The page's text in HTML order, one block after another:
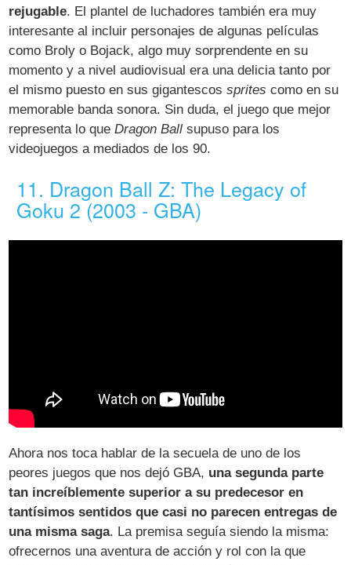
rejugable. El plantel de luchadores también era muy
interesante al incluir personajes de algunas películas
como Broly o Bojack, algo muy sorprendente en su
momento y a nivel audiovisual era una delicia tanto por
el mismo puesto en sus gigantescossprites como en su
memorable banda sonora. Sin duda, el juego que mejor
representa lo queDragon Ball supuso para los
videojuegos a mediados de los 90.
11. Dragon Ball Z: The Legacy of
Goku 2 (2003 - GBA)
Ahora nos toca hablar de la secuela de uno de los
peores juegos que nos dejó GBA, una segunda parte
tan increíblemente superior a su predecesor en
tantísimos sentidos que casi no parecen entregas de
una misma saga. La premisa seguía siendo la misma:
ofrecernos una aventura de acción y rol con la que